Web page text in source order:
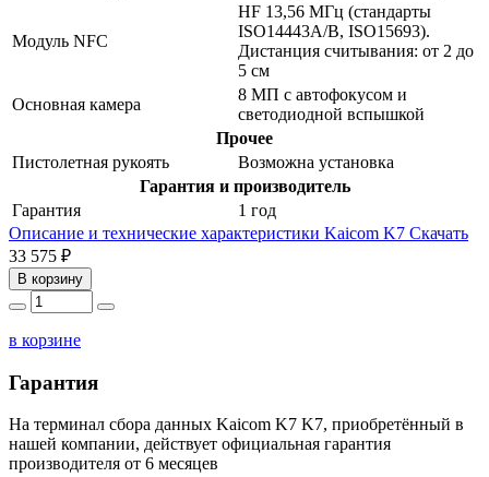
Модуль NFC
HF 13,56 МГц (стандарты
ISO14443A/B, ISO15693).
Дистанция считывания: от 2 до
5 см
Основная камера
8 МП с автофокусом и
светодиодной вспышкой
Прочее
Пистолетная рукоять
Возможна установка
Гарантия и производитель
Гарантия
1 год
Описание и технические характеристики Kaicom K7 Скачать
33 575 ₽
В корзину
в корзине
Гарантия
На терминал сбора данных Kaicom K7 K7, приобретённый в
нашей компании, действует официальная гарантия
производителя от 6 месяцев